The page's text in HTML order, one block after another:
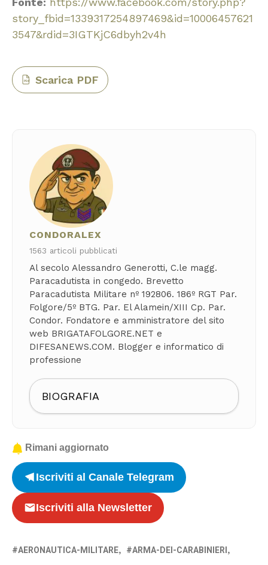
story_fbid=1339317254897469&id=10006457621
3547&rdid=3IGTKjC6dbyh2v4h
PDF Scarica PDF
CONDORALEX
1563 articoli pubblicati
Al secolo Alessandro Generotti, C.le magg.
Paracadutista in congedo. Brevetto
Paracadutista Militare nº 192806. 186º RGT Par.
Folgore/5º BTG. Par. El Alamein/XIII Cp. Par.
Condor. Fondatore e amministratore del sito
web BRIGATAFOLGORE.NET e
DIFESANEWS.COM. Blogger e informatico di
professione
BIOGRAFIA
Rimani aggiornato
Iscriviti al Canale Telegram
Iscriviti alla Newsletter
AERONAUTICA-MILITARE
ARMA-DEI-CARABINIERI